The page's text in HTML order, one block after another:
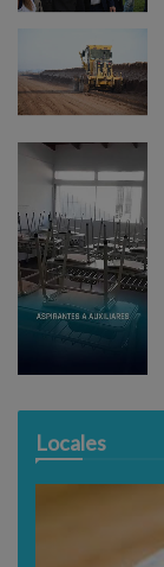
Locales